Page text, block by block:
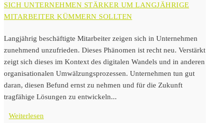
SICH UNTERNEHMEN STÄRKER UM LANGJÄHRIGE
MITARBEITER KÜMMERN SOLLTEN
Langjährig beschäftigte Mitarbeiter zeigen sich in Unternehmen
zunehmend unzufrieden. Dieses Phänomen ist recht neu. Verstärkt
zeigt sich dieses im Kontext des digitalen Wandels und in anderen
organisationalen Umwälzungsprozessen. Unternehmen tun gut
daran, diesen Befund ernst zu nehmen und für die Zukunft
tragfähige Lösungen zu entwickeln...
Weiterlesen